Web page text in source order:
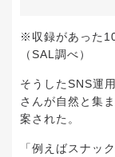
※収録があった
（SAL調べ）
そうしたSNS運
さんが自然と集
案された。
「例えばスナッ